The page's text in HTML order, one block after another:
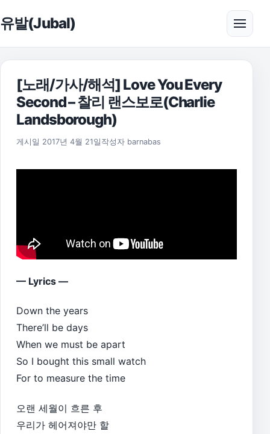
유발(Jubal) 메뉴
[노래/가사/해석] Love You Every
Second – 찰리 랜스보로(Charlie
Landsborough)
게시일 2017년 4월 21일 2021년 7월 21일
작성자 barnabas
— Lyrics —
Down the years
There’ll be days
When we must be apart
So I bought this small watch
For to measure the time
오랜 세월이 흐른 후
우리가 헤어져야만 할